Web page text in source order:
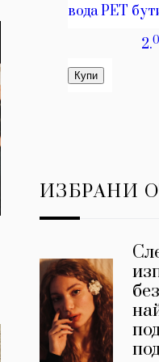
ИЗБРАНИ